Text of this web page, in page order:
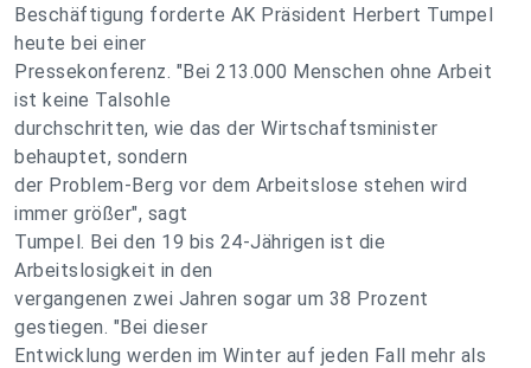
Beschäftigung forderte AK Präsident Herbert Tumpel
heute bei einer
Pressekonferenz. "Bei 213.000 Menschen ohne Arbeit
ist keine Talsohle
durchschritten, wie das der Wirtschaftsminister
behauptet, sondern
der Problem-Berg vor dem Arbeitslose stehen wird
immer größer", sagt
Tumpel. Bei den 19 bis 24-Jährigen ist die
Arbeitslosigkeit in den
vergangenen zwei Jahren sogar um 38 Prozent
gestiegen. "Bei dieser
Entwicklung werden im Winter auf jeden Fall mehr als